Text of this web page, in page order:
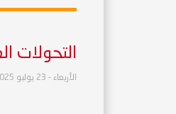
التحولات
الأربعاء - 23 يوليو 2025 - الساعة 09:57 م